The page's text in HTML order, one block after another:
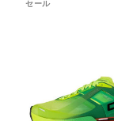
セール